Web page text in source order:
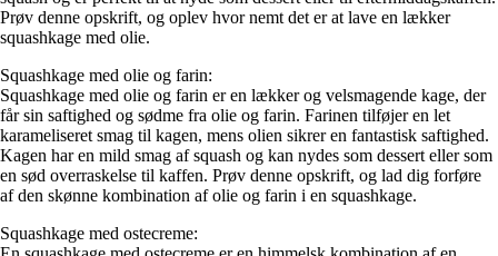
Prøv denne opskrift, og oplev hvor nemt det er at lave en lækker
squashkage med olie.
Squashkage med olie og farin:
Squashkage med olie og farin er en lækker og velsmagende kage, der
får sin saftighed og sødme fra olie og farin. Farinen tilføjer en let
karameliseret smag til kagen, mens olien sikrer en fantastisk saftighed.
Kagen har en mild smag af squash og kan nydes som dessert eller som
en sød overraskelse til kaffen. Prøv denne opskrift, og lad dig forføre
af den skønne kombination af olie og farin i en squashkage.
Squashkage med ostecreme: